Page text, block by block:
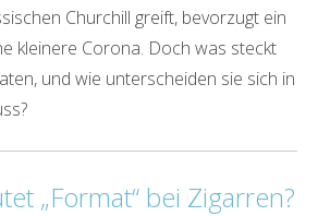
Churchill greift, bevorzugt ein
kleinere Corona. Doch was steckt
und wie unterscheiden sie sich in
„Format“ bei Zigarren?